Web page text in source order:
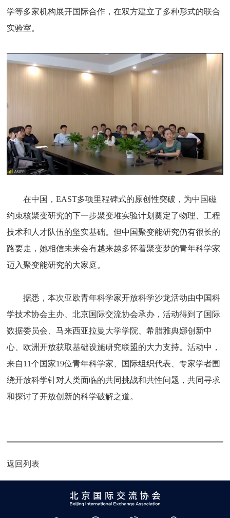
学等多家机构展开国际合作，在双方建立了多种形式的联合
实验室。
在中国，EAST多项里程碑式的原创性突破，为中国磁
约束核聚变研究的下一步聚变堆实验计划奠定了物理、工程
技术和人才队伍的坚实基础。但中国聚变能研究仍有很长的
路要走，她相信未来会有越来越多怀着聚变梦的青年科学家
迈入聚变能研究的大家庭。
据悉，本次亚欧青年科学家开放科学沙龙活动由中国科
学技术协会主办、北京国际交流协会承办，活动得到了国际
数据委员会、马来西亚拉曼大学学院、希腊雅典娜创新中
心、欧洲开放获取基础设施研究联盟的大力支持。活动中，
来自11个国家19位青年科学家、国际组织代表、专家学者围
绕开放科学针对人类面临的共同挑战和共性问题，共同寻求
和探讨了开放创新的科学破解之道。
返回列表